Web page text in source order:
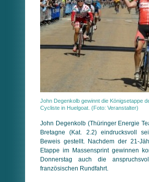
John Degenkolb gewinnt die Königsetappe
Cycliste in Huelgoat. (Foto: Veranstalter)
John Degenkolb (Thüringer Energie
Bretagne (Kat. 2.2) eindrucksvoll
Beweis gestellt. Nachdem der 21-
Etappe im Massensprint gewinnen
Donnerstag auch die
französischen Rundfahrt.